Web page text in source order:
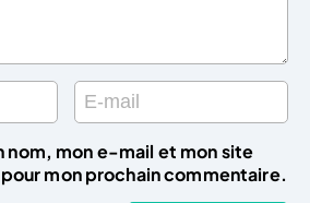
nom, mon e-mail et mon site
mon prochain commentaire.